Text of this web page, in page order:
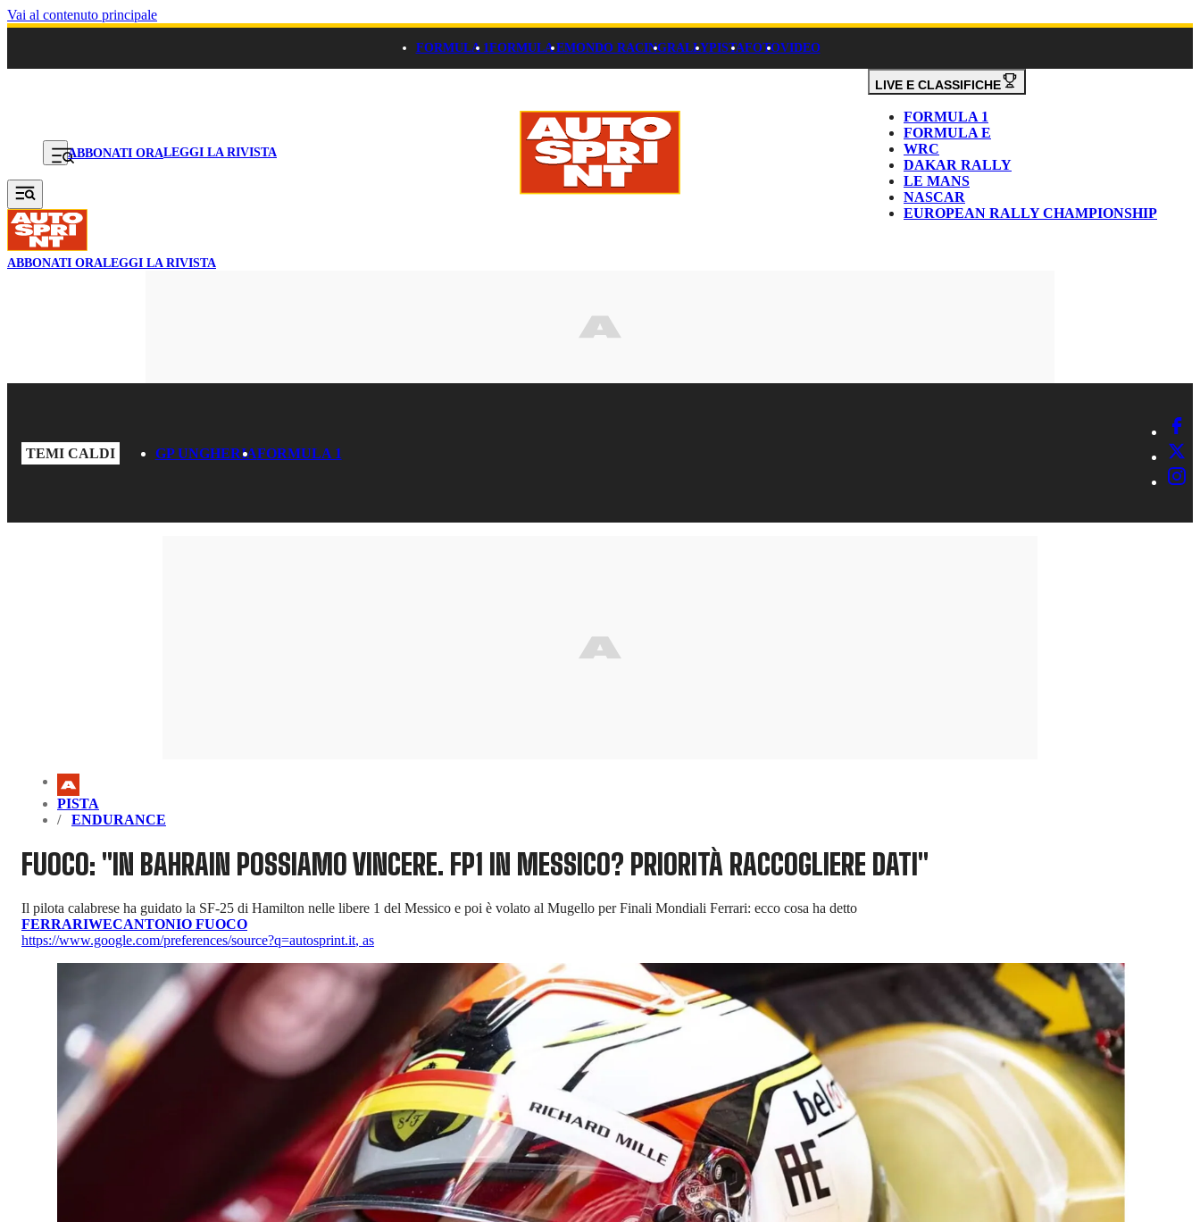
Vai al contenuto principale
FORMULA 1FORMULA EMONDO RACINGRALLYPISTAFOTOVIDEO
ABBONATI ORALEGGI LA RIVISTA
LIVE E CLASSIFICHE
FORMULA 1
FORMULA E
WRC
DAKAR RALLY
LE MANS
NASCAR
EUROPEAN RALLY CHAMPIONSHIP
ABBONATI ORALEGGI LA RIVISTA
TEMI CALDI GP UNGHERIAFORMULA 1
PISTA
ENDURANCE
FUOCO: "IN BAHRAIN POSSIAMO VINCERE. FP1 IN MESSICO? PRIORITÀ RACCOGLIERE DATI"
Il pilota calabrese ha guidato la SF-25 di Hamilton nelle libere 1 del Messico e poi è volato al Mugello per Finali Mondiali Ferrari: ecco cosa ha detto
FERRARIWECANTONIO FUOCO
https://www.google.com/preferences/source?q=autosprint.it, as